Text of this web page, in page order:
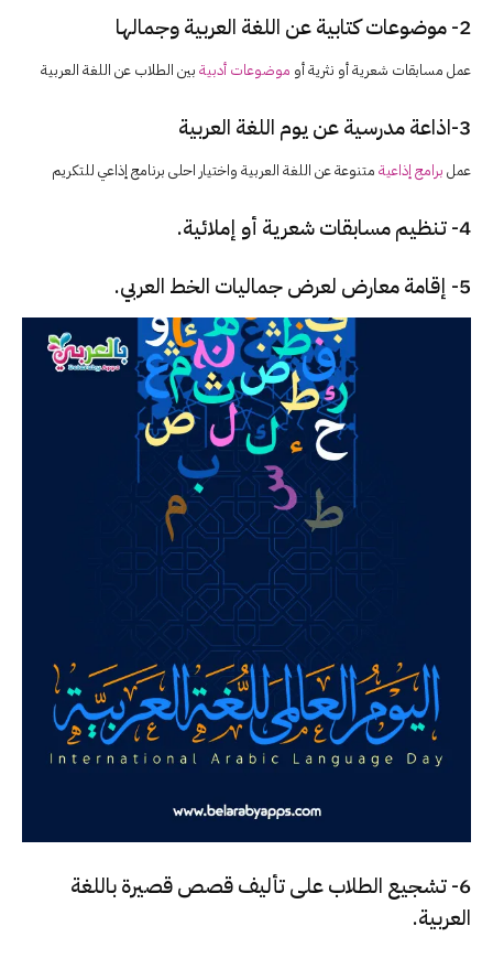
2- موضوعات كتابية عن اللغة العربية وجمالها
عمل مسابقات شعرية أو نثرية أو موضوعات أدبية بين الطلاب عن اللغة العربية
3-اذاعة مدرسية عن يوم اللغة العربية
عمل برامج إذاعية متنوعة عن اللغة العربية واختيار احلى برنامج إذاعي للتكريم
4- تنظيم مسابقات شعرية أو إملائية.
5- إقامة معارض لعرض جماليات الخط العربي.
6- تشجيع الطلاب على تأليف قصص قصيرة باللغة
العربية.